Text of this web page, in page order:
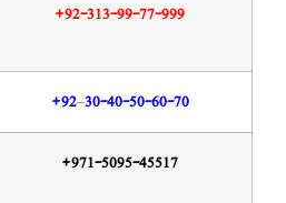
+92-313-99-77-999
+92–30-40-50-60-70
+971-5095-45517